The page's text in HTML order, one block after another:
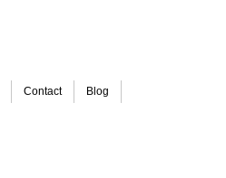
Contact Blog